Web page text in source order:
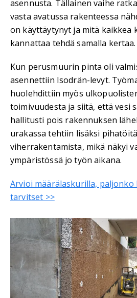
asennusta. Tällainen vaihe
vasta avatussa rakenteessa
on käyttäytynyt ja mitä kaikkea
kannattaa tehdä samalla kertaa.
Kun perusmuurin pinta oli
asennettiin Isodrän-levyt.
huolehdittiin myös
toimivuudesta ja siitä, että vesi
hallitusti pois rakennuksen
urakassa tehtiin lisäksi
viherrakentamista, mikä näkyi
ympäristössä jo työn aikana.
Arvioi määrälaskurilla, paljonko
tarvitset >>